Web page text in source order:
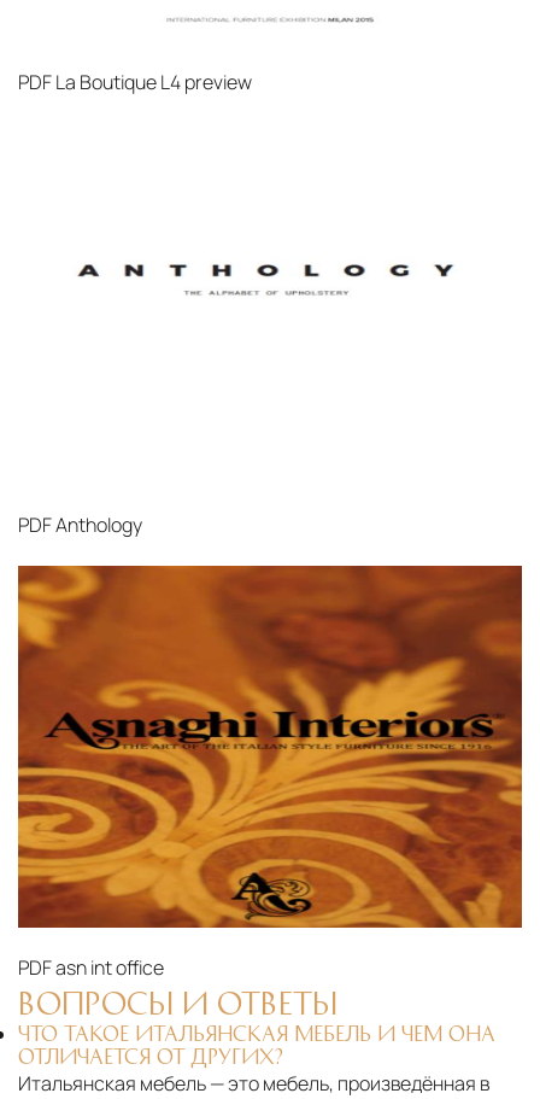
PDFLa Boutique L4 preview
PDFAnthology
PDFasn int office
ВОПРОСЫ И ОТВЕТЫ
ЧТО ТАКОЕ ИТАЛЬЯНСКАЯ МЕБЕЛЬ И ЧЕМ ОНА
ОТЛИЧАЕТСЯ ОТ ДРУГИХ?
Итальянская мебель — это мебель, произведённая в